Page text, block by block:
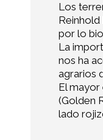
Los
Reinhold
por lo
La
nos ha
agrarios
El
(Golden
lado